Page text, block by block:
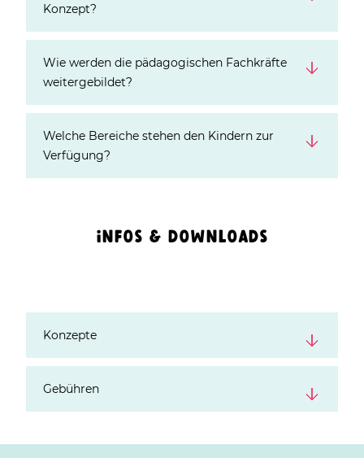
Konzept?
Wie werden die pädagogischen Fachkräfte
weitergebildet?
Welche Bereiche stehen den Kindern zur
Verfügung?
INFOS & DOWNLOADS
Konzepte
Gebühren